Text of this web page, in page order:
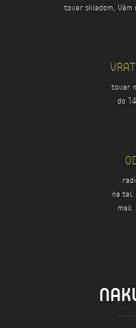
tovar skladom, Vám
tovar
do
na tel.
mail: